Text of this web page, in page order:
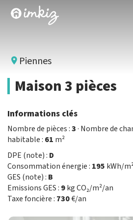
Piennes
Maison 3 pièces
Informations clés
Nombre de pièces :3· Nombre de
habitable : 61 m²
DPE (note) : D
Consommation énergie : 195 kWh/
GES (note) : B
Emissions GES : 9kg CO₂/m²/an
Taxe foncière : 730€/an